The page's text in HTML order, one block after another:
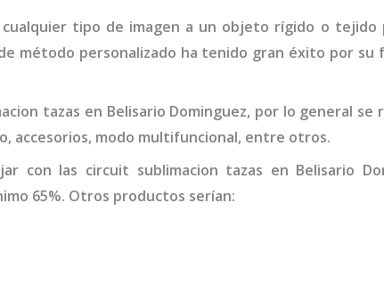
tipo de imagen a un objeto rígido o tejido
método personalizado ha tenido gran éxito por su
tazas en Belisario Dominguez, por lo general se
accesorios, modo multifuncional, entre otros.
con las circuit sublimacion tazas en Belisario
65%. Otros productos serían: